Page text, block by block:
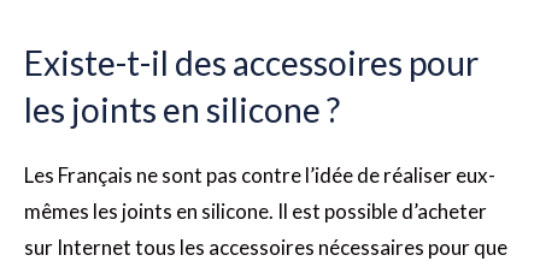
Existe-t-il des accessoires pour
les joints en silicone ?
Les Français ne sont pas contre l’idée de réaliser eux-
mêmes les joints en silicone. Il est possible d’acheter
sur Internet tous les accessoires nécessaires pour que